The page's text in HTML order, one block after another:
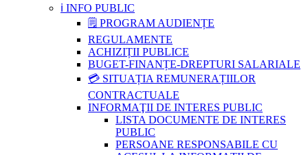
ℹ️ INFO PUBLIC
🗒 PROGRAM AUDIENȚE
REGULAMENTE
ACHIZIȚII PUBLICE
BUGET-FINANȚE-DREPTURI SALARIALE
💳 SITUAȚIA REMUNERAȚIILOR
CONTRACTUALE
INFORMAŢII DE INTERES PUBLIC
LISTA DOCUMENTE DE INTERES
PUBLIC
PERSOANE RESPONSABILE CU